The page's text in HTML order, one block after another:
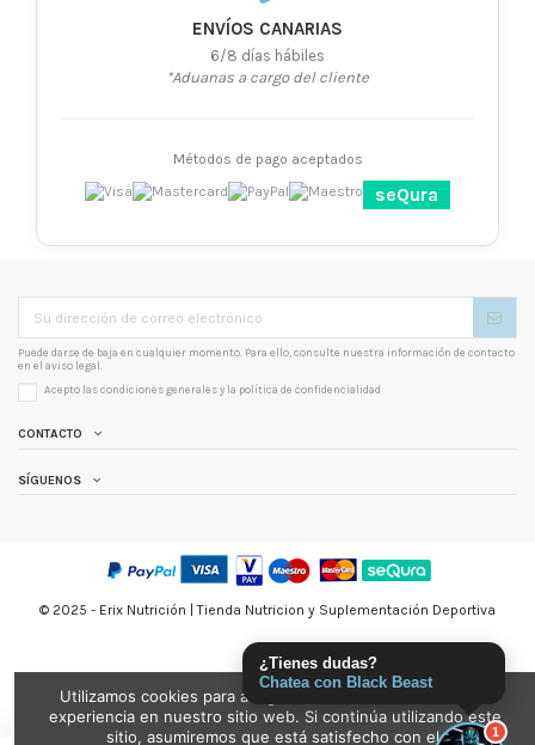
ENVÍOS CANARIAS
6/8 días hábiles
*Aduanas a cargo del cliente
Métodos de pago aceptados
seQura
Puede darse de baja en cualquier momento. Para ello, consulte nuestra información de contacto
en el aviso legal.
Acepto las condiciones generales y la política de confidencialidad
CONTACTO
SÍGUENOS
© 2025 - Erix Nutrición | Tienda Nutricion y Suplementación Deportiva
¿Tienes dudas?
Chatea con Black Beast
1
Utilizamos cookies para asegurarnos de brindarle la mejor
experiencia en nuestro sitio web. Si continúa utilizando este
sitio, asumiremos que está satisfecho con el.